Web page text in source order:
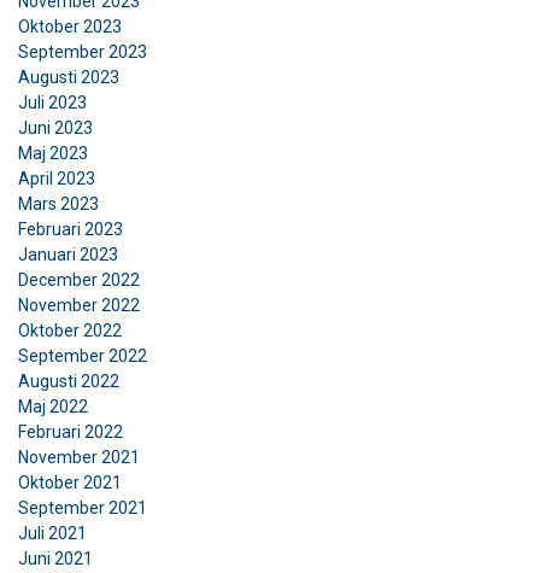
Oktober 2023
September 2023
Augusti 2023
Juli 2023
Juni 2023
Maj 2023
April 2023
Mars 2023
Februari 2023
Januari 2023
December 2022
November 2022
Oktober 2022
September 2022
Augusti 2022
Maj 2022
Februari 2022
November 2021
Oktober 2021
September 2021
Juli 2021
Juni 2021
Denna webbplats använder
cookies
Vi använder cookies för att anpassa innehåll,
annonser och för att analysera vår trafik. Vi
delar också information om din användning av
vår webbplats med våra reklam- och
analyspartners som kan kombinera den med
annan information som du har tillhandahållit
dem eller som de har samlat in från din
användning av deras tjänster.
nödvändigt